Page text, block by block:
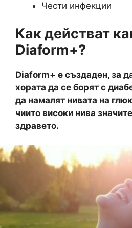
Чести инфекции
Как действат
Diaform+?
Diaform+ е създаден, за
хората да се борят с
да намалят нивата на
чиито високи нива
здравето.